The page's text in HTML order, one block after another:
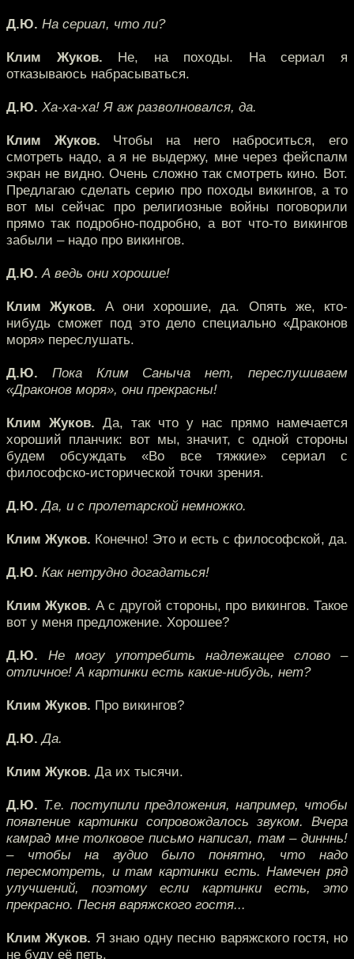
Д.Ю. На сериал, что ли?
Клим Жуков. Не, на походы. На сериал я
отказываюсь набрасываться.
Д.Ю. Ха-ха-ха! Я аж разволновался, да.
Клим Жуков. Чтобы на него наброситься, его
смотреть надо, а я не выдержу, мне через фейспалм
экран не видно. Очень сложно так смотреть кино. Вот.
Предлагаю сделать серию про походы викингов, а то
вот мы сейчас про религиозные войны поговорили
прямо так подробно-подробно, а вот что-то викингов
забыли – надо про викингов.
Д.Ю. А ведь они хорошие!
Клим Жуков. А они хорошие, да. Опять же, кто-
нибудь сможет под это дело специально «Драконов
моря» переслушать.
Д.Ю. Пока Клим Саныча нет, переслушиваем
«Драконов моря», они прекрасны!
Клим Жуков. Да, так что у нас прямо намечается
хороший планчик: вот мы, значит, с одной стороны
будем обсуждать «Во все тяжкие» сериал с
философско-исторической точки зрения.
Д.Ю. Да, и с пролетарской немножко.
Клим Жуков. Конечно! Это и есть с философской, да.
Д.Ю. Как нетрудно догадаться!
Клим Жуков. А с другой стороны, про викингов. Такое
вот у меня предложение. Хорошее?
Д.Ю. Не могу употребить надлежащее слово –
отличное! А картинки есть какие-нибудь, нет?
Клим Жуков. Про викингов?
Д.Ю. Да.
Клим Жуков. Да их тысячи.
Д.Ю. Т.е. поступили предложения, например, чтобы
появление картинки сопровождалось звуком. Вчера
камрад мне толковое письмо написал, там – динннь!
– чтобы на аудио было понятно, что надо
пересмотреть, и там картинки есть. Намечен ряд
улучшений, поэтому если картинки есть, это
прекрасно. Песня варяжского гостя...
Клим Жуков. Я знаю одну песню варяжского гостя, но
не буду её петь.